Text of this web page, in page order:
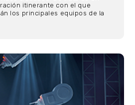
itinerante con el que
los principales equipos de la